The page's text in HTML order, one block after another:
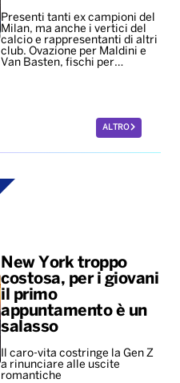
Presenti tanti ex campioni del
Milan, ma anche i vertici del
calcio e rappresentanti di altri
club. Ovazione per Maldini e
Van Basten, fischi per…
ALTRO
New York troppo
costosa, per i giovani
il primo
appuntamento è un
salasso
Il caro-vita costringe la Gen Z
a rinunciare alle uscite
romantiche